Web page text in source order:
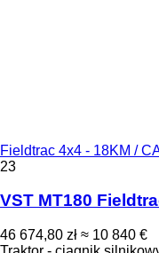
Fieldtrac 4x4 - 18KM /
23
VST MT180
46 674,80 zł ≈ 10 840 €